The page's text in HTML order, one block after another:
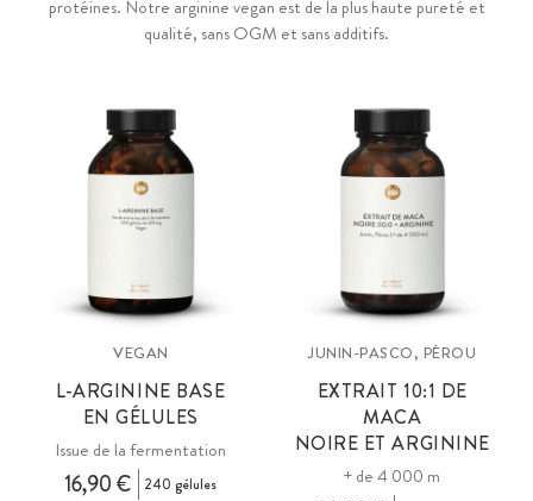
protéines. Notre arginine vegan est de la plus haute pureté et
qualité, sans OGM et sans additifs.
VEGAN
L-ARGININE BASE
EN GÉLULES
Issue de la fermentation
16,90 €
240 gélules
JUNIN-PASCO, PÉROU
EXTRAIT 10:1 DE
MACA
NOIRE ET ARGININE
+ de 4 000 m